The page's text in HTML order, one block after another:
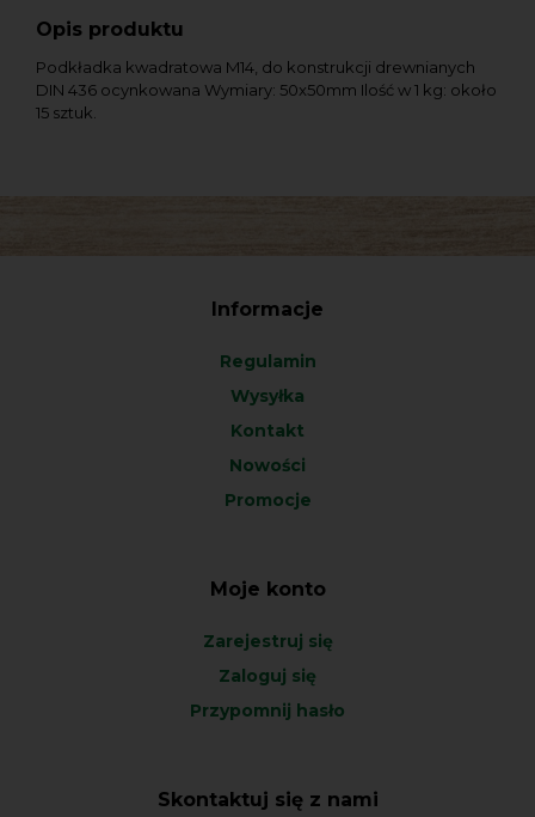
Opis produktu
Podkładka kwadratowa M14, do konstrukcji drewnianych
DIN 436 ocynkowana Wymiary: 50x50mm Ilość w 1 kg: około
15 sztuk.
Informacje
Regulamin
Wysyłka
Kontakt
Nowości
Promocje
Moje konto
Zarejestruj się
Zaloguj się
Przypomnij hasło
Skontaktuj się z nami